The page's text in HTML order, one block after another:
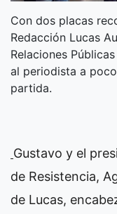
Con dos placas
Redacción Lucas
Relaciones
al periodista a
partida.
Gustavo y el
de Resistencia,
de Lucas,